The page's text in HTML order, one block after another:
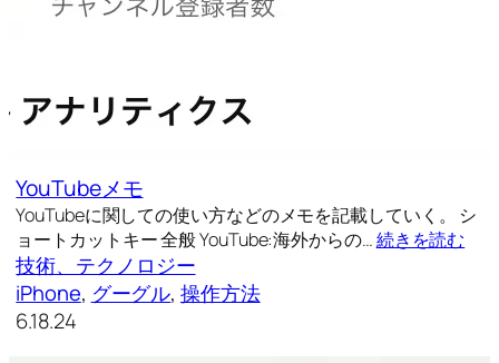
YouTubeメモ
YouTubeに関しての使い方などのメモを記載していく。 シ
ョートカットキー 全般 YouTube:海外からの…続きを読む
技術、テクノロジー
iPhone, グーグル, 操作方法
6.18.24